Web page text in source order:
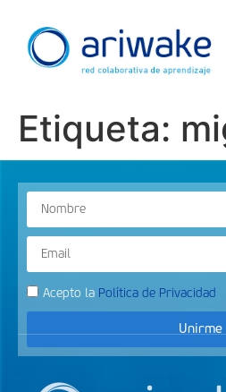
Etiqueta:
Acepto la Política de Privacidad
Unirme